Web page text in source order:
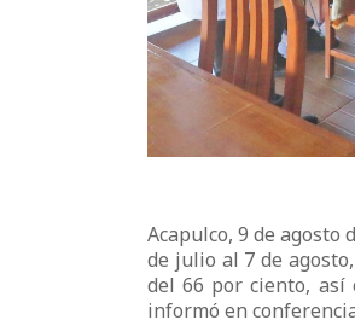
Acapulco, 9 de agosto
de julio al 7 de
del 66 por ciento, así
informó en